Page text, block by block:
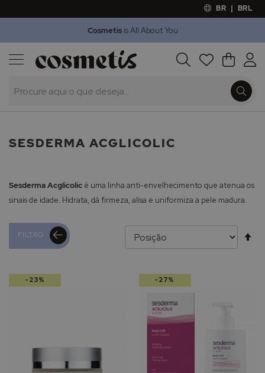
BR | BRL
Cosmetisis All About You
Procura O Meu
Outlet
SESDERMA ACGLICOLIC
Sesderma Acglicolic é uma linha anti-envelhecimento que atenua os
sinais de idade. Hidrata, dá firmeza, alisa e uniformiza a pele madura.
FILTRO
-23% -27%